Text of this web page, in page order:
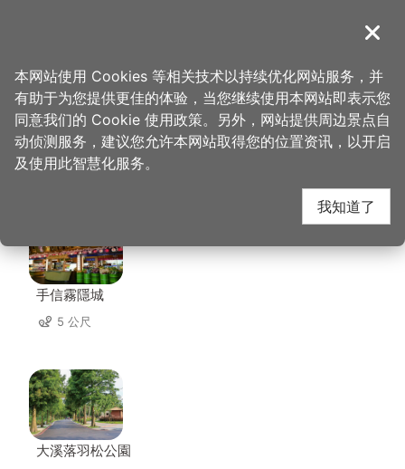
導覽
首页 > 想去的地方 > 美食、购物 > 手信坊
手信坊 周边景点
手信霧隱城
5 公尺
大溪落羽松公園
关闭
本网站使用 Cookies 等相关技术以持续优化网站服务，并
有助于为您提供更佳的体验，当您继续使用本网站即表示您
同意我们的 Cookie 使用政策。另外，网站提供周边景点自
动侦测服务，建议您允许本网站取得您的位置资讯，以开启
及使用此智慧化服务。
我知道了